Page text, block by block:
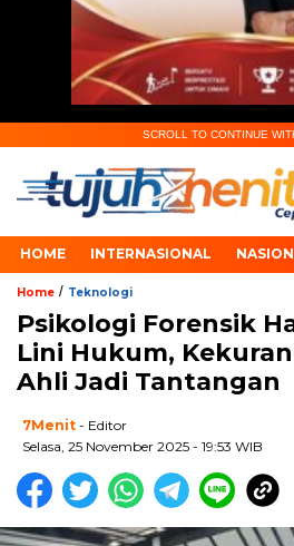
SCROLL TO CONTINUE
HOME INTERNASIONAL
Home / Teknologi
Psikologi Forensik
Lini Hukum,
Ahli Jadi Tantangan
7Menit - Editor
Selasa, 25 November 2025 - 19:53 WIB